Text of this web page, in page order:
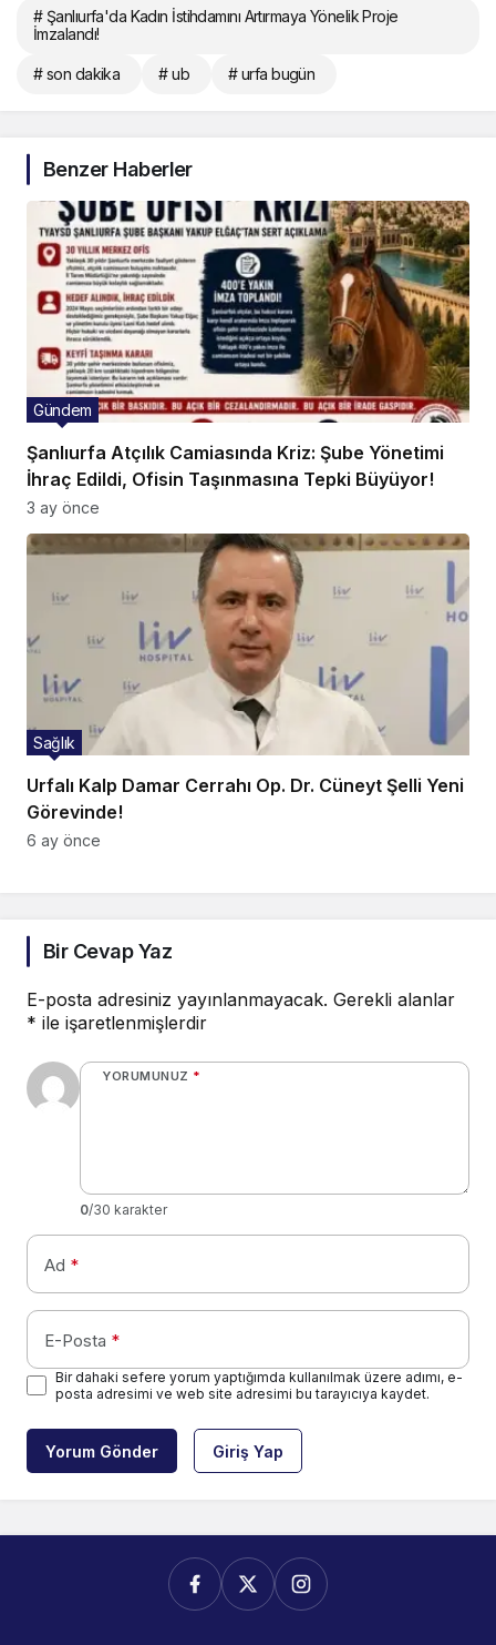
# Şanlıurfa'da Kadın İstihdamını Artırmaya Yönelik Proje
İmzalandı!
# son dakika # ub # urfa bugün
Benzer Haberler
Şanlıurfa Atçılık Camiasında Kriz: Şube Yönetimi
İhraç Edildi, Ofisin Taşınmasına Tepki Büyüyor!
Gündem
3 ay önce
Urfalı Kalp Damar Cerrahı Op. Dr. Cüneyt Şelli Yeni
Görevinde!
Sağlık
6 ay önce
Bir Cevap Yaz
E-posta adresiniz yayınlanmayacak. Gerekli alanlar
* ile işaretlenmişlerdir
YORUMUNUZ *
0/30 karakter
Ad *
E-Posta *
Bir dahaki sefere yorum yaptığımda kullanılmak üzere adımı, e-
posta adresimi ve web site adresimi bu tarayıcıya kaydet.
Yorum Gönder Giriş Yap